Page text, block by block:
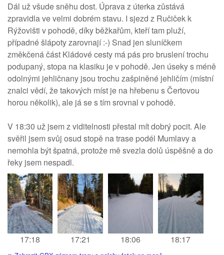
Dál už všude sněhu dost. Úprava z úterka zůstává
zpravidla ve velmi dobrém stavu. I sjezd z Ručiček k
Rýžovišti v pohodě, díky běžkařům, kteří tam pluží,
případné šlápoty zarovnají :-) Snad jen sluníčkem
změkčená část Kládové cesty má pás pro bruslení trochu
podupaný, stopa na klasiku je v pohodě. Jen úseky s méně
odolnými jehličnany jsou trochu zašpiněné jehličím (místní
znalci vědí, že takových míst je na hřebenu s Čertovou
horou několik), ale já se s tím srovnal v pohodě.
V 18:30 už jsem z viditelnosti přestal mít dobrý pocit. Ale
svěřil jsem svůj osud stopě na trase podél Mumlavy a
nemohla být špatná, protože mě svezla dolů úspěšně a do
řeky jsem nespadl.
17:18 17:21 18:06 18:17